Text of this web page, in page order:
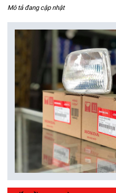
Mô tả đang cập nhật